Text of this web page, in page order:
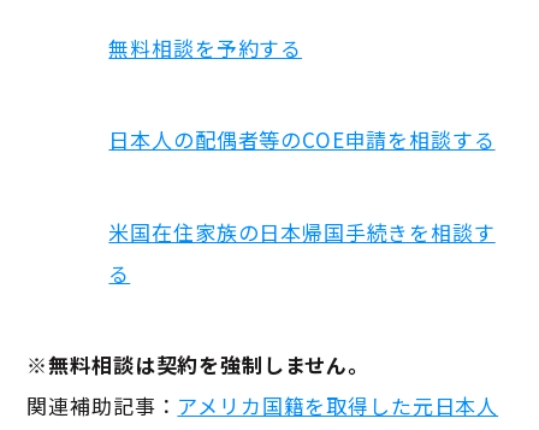
無料相談を予約する
日本人の配偶者等のCOE申請を相談する
米国在住家族の日本帰国手続きを相談す
る
※無料相談は契約を強制しません。
関連補助記事： アメリカ国籍を取得した元日本人